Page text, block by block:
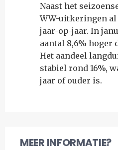
Naast het
WW-uitkeringen al
jaar-op-jaar. In
aantal 8,6% hoger
Het aandeel
stabiel rond 16%,
jaar of ouder is.
MEER INFORMATIE?